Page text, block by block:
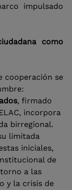
impulsado
como
cooperación se
, firmado
incorpora
birregional.
limitada
iniciales,
de
a las
y la crisis de